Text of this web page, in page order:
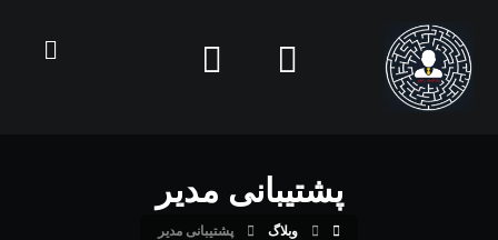
پشتیبانی مدیر
وبلاگ پشتیبانی مدیر